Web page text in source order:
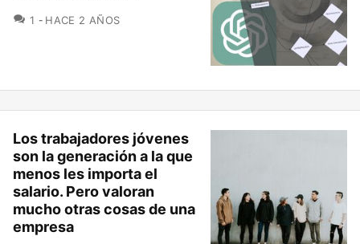
1 COMENTARIOS
HACE 2 AÑOS
Los trabajadores jóvenes
son la generación a la que
menos les importa el
salario. Pero valoran
mucho otras cosas de una
empresa